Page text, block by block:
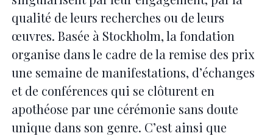
qualité de leurs recherches ou de leurs
œuvres. Basée à Stockholm, la fondation
organise dans le cadre de la remise des prix
une semaine de manifestations, d’échanges
et de conférences qui se clôturent en
apothéose par une cérémonie sans doute
unique dans son genre. C’est ainsi que